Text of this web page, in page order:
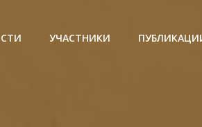
УЧАСТНИКИ